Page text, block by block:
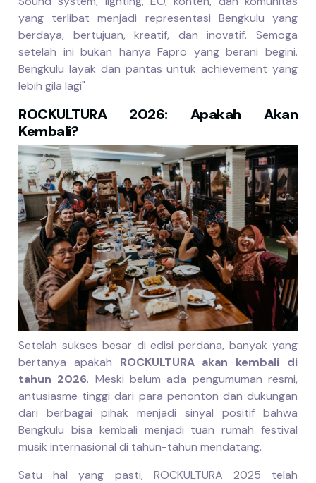
yang terlibat menjadi representasi Bengkulu yang
berdaya, bertujuan, kreatif, dan inovatif. Semoga
setelah ini bukan hanya Fapro yang berani begini.
Bengkulu layak dan pantas untuk achievement yang
lebih gila lagi"
ROCKULTURA 2026: Apakah Akan
Kembali?
Setelah sukses besar di edisi perdana, banyak yang
bertanya apakah ROCKULTURA akan kembali di
tahun 2026. Meski belum ada pengumuman resmi,
antusiasme tinggi dari para penonton dan dukungan
dari berbagai pihak menjadi sinyal positif bahwa
Bengkulu bisa kembali menjadi tuan rumah festival
musik internasional di tahun-tahun mendatang.
Satu hal yang pasti, ROCKULTURA 2025 telah